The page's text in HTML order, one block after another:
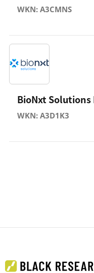
WKN: A3CMNS
BioNxt Solutions
WKN: A3D1K3